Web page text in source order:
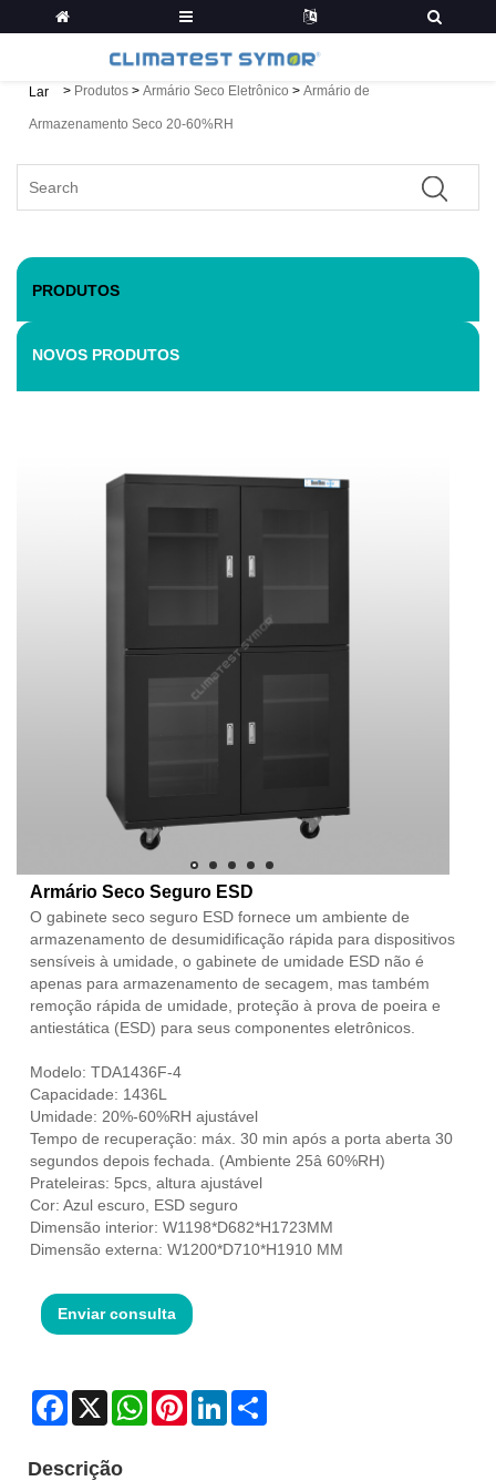
Lar > Produtos > Armário Seco Eletrônico > Armário de
Armazenamento Seco 20-60%RH
PRODUTOS
NOVOS PRODUTOS
Armário Seco Seguro ESD
O gabinete seco seguro ESD fornece um ambiente de
armazenamento de desumidificação rápida para dispositivos
sensíveis à umidade, o gabinete de umidade ESD não é
apenas para armazenamento de secagem, mas também
remoção rápida de umidade, proteção à prova de poeira e
antiestática (ESD) para seus componentes eletrônicos.
Modelo: TDA1436F-4
Capacidade: 1436L
Umidade: 20%-60%RH ajustável
Tempo de recuperação: máx. 30 min após a porta aberta 30
segundos depois fechada. (Ambiente 25â 60%RH)
Prateleiras: 5pcs, altura ajustável
Cor: Azul escuro, ESD seguro
Dimensão interior: W1198*D682*H1723MM
Dimensão externa: W1200*D710*H1910 MM
Enviar consulta
Facebook
X WhatsAppPinterestLinkedIn
Descrição